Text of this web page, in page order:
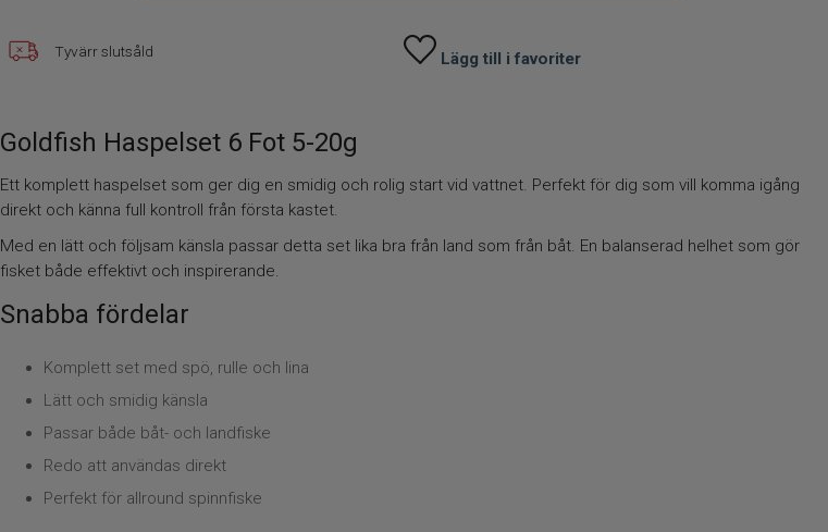
Tyvärr slutsåld Lägg till i favoriter
Goldfish Haspelset 6 Fot 5-20g
Ett komplett haspelset som ger dig en smidig och rolig start vid vattnet. Perfekt för dig som vill komma igång
direkt och känna full kontroll från första kastet.
Med en lätt och följsam känsla passar detta set lika bra från land som från båt. En balanserad helhet som gör
fisket både effektivt och inspirerande.
Snabba fördelar
Komplett set med spö, rulle och lina
Lätt och smidig känsla
Passar både båt- och landfiske
Redo att användas direkt
Perfekt för allround spinnfiske